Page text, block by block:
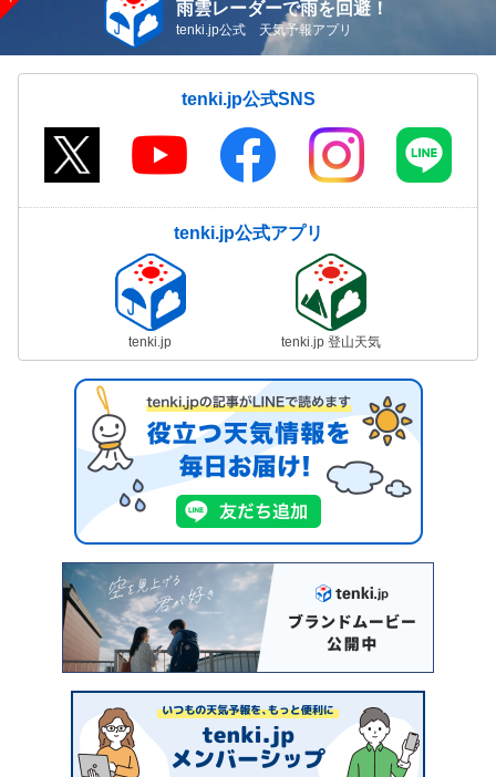
雨雲レーダーで雨を回避！
tenki.jp公式 天気予報アプリ
tenki.jp公式SNS
tenki.jp公式アプリ
tenki.jp tenki.jp 登山天気